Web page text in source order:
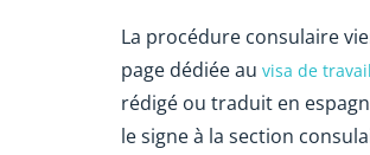
La procédure consulaire
page dédiée au visa de
rédigé ou traduit en
le signe à la section